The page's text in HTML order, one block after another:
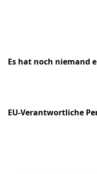
Es hat noch niemand
EU-Verantwortliche